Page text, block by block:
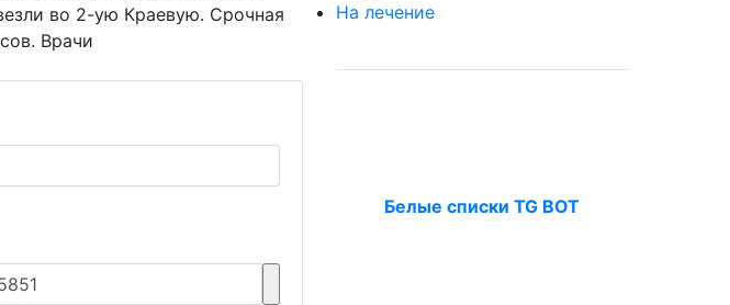
во 2-ую Краевую. Срочная
Врачи
На лечение
Белые списки TG BOT